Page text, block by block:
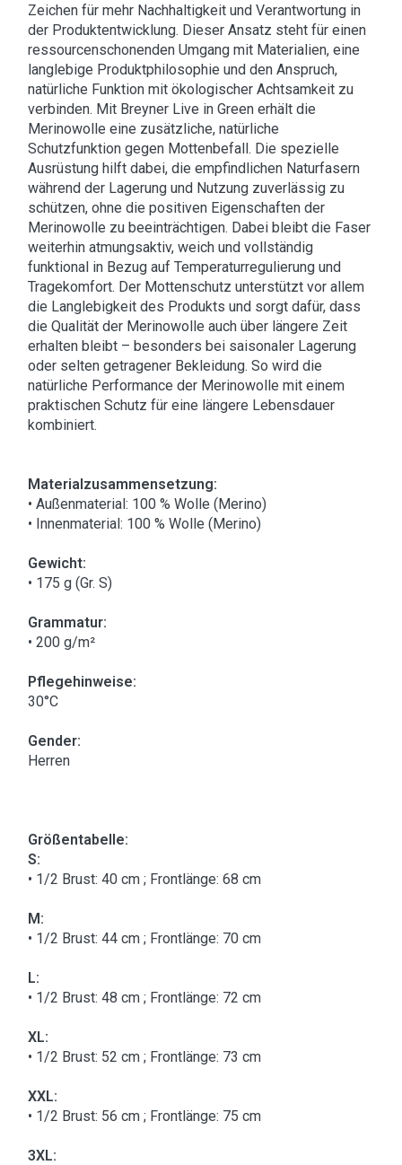
Zeichen für mehr Nachhaltigkeit und Verantwortung in
der Produktentwicklung. Dieser Ansatz steht für einen
ressourcenschonenden Umgang mit Materialien, eine
langlebige Produktphilosophie und den Anspruch,
natürliche Funktion mit ökologischer Achtsamkeit zu
verbinden. Mit Breyner Live in Green erhält die
Merinowolle eine zusätzliche, natürliche
Schutzfunktion gegen Mottenbefall. Die spezielle
Ausrüstung hilft dabei, die empfindlichen Naturfasern
während der Lagerung und Nutzung zuverlässig zu
schützen, ohne die positiven Eigenschaften der
Merinowolle zu beeinträchtigen. Dabei bleibt die Faser
weiterhin atmungsaktiv, weich und vollständig
funktional in Bezug auf Temperaturregulierung und
Tragekomfort. Der Mottenschutz unterstützt vor allem
die Langlebigkeit des Produkts und sorgt dafür, dass
die Qualität der Merinowolle auch über längere Zeit
erhalten bleibt – besonders bei saisonaler Lagerung
oder selten getragener Bekleidung. So wird die
natürliche Performance der Merinowolle mit einem
praktischen Schutz für eine längere Lebensdauer
kombiniert.
Materialzusammensetzung:
• Außenmaterial: 100 % Wolle (Merino)
• Innenmaterial: 100 % Wolle (Merino)
Gewicht:
• 175 g (Gr. S)
Grammatur:
• 200 g/m²
Pflegehinweise:
30°C
Gender:
Herren
Größentabelle:
S:
• 1/2 Brust: 40 cm ; Frontlänge: 68 cm
M:
• 1/2 Brust: 44 cm ; Frontlänge: 70 cm
L:
• 1/2 Brust: 48 cm ; Frontlänge: 72 cm
XL:
• 1/2 Brust: 52 cm ; Frontlänge: 73 cm
XXL:
• 1/2 Brust: 56 cm ; Frontlänge: 75 cm
3XL: